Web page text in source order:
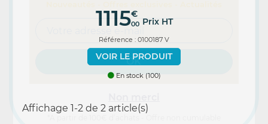
1115€
00 Prix HT
Référence : 0100187 V
VOIR LE PRODUIT
En stock (100)
Affichage 1-2 de 2 article(s)